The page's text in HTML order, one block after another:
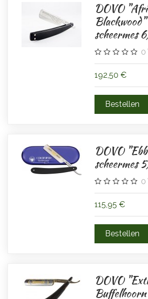
DOVO
scheermes
0
192,50 €
DOVO
scheermes
0
115,95 €
DOVO